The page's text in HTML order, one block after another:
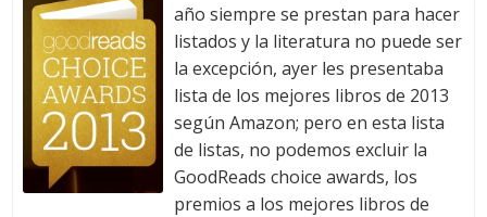
año siempre se prestan para hacer
listados y la literatura no puede ser
la excepción, ayer les presentaba
lista de los mejores libros de 2013
según Amazon; pero en esta lista
de listas, no podemos excluir la
GoodReads choice awards, los
premios a los mejores libros de